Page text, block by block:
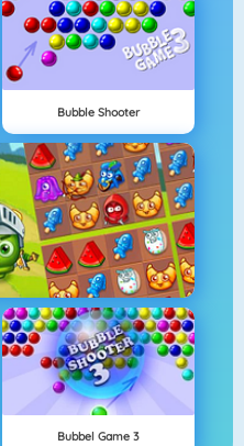
Bubble Shooter
Bubbel Game 3